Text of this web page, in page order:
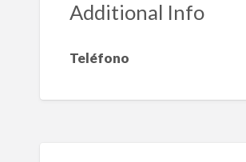
Additional Info
Teléfono